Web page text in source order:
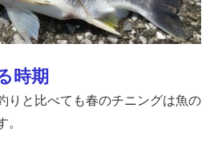
時期
りと比べても春のチニングは魚の
。